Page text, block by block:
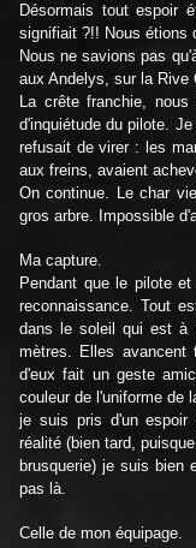
Désormais tout espoir
signifiait ?!! Nous étions
Nous ne savions pas
aux Andelys, sur la Rive
La crête franchie,
d'inquiétude du pilote.
refusait de virer : les
aux freins, avaient
On continue. Le char
gros arbre. Impossible
Ma capture.
Pendant que le pilote
reconnaissance. Tout
dans le soleil qui est à
mètres. Elles avancent
d'eux fait un geste
couleur de l'uniforme de
je suis pris d'un
réalité (bien tard,
brusquerie) je suis bien
pas là.
Celle de mon équipage.